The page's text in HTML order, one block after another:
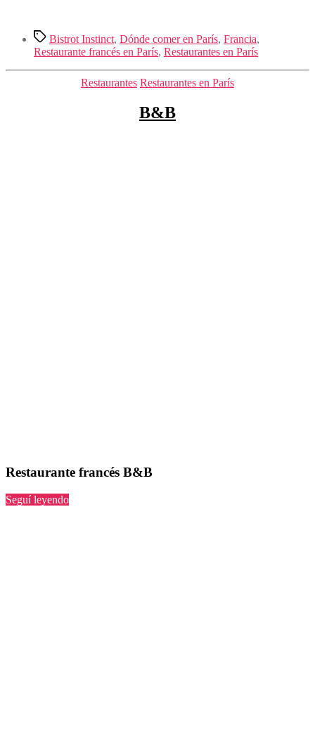
Etiquetas
Bistrot Instinct, Dónde comer en París, Francia,
Restaurante francés en París, Restaurantes en París
Categorías
Restaurantes Restaurantes en París
B&B
Restaurante francés B&B
Seguí leyendo“B&B”